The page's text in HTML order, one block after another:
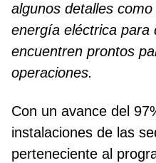
algunos detalles
energía eléctrica para
encuentren prontos
operaciones.
Con un avance del
instalaciones de las
perteneciente al